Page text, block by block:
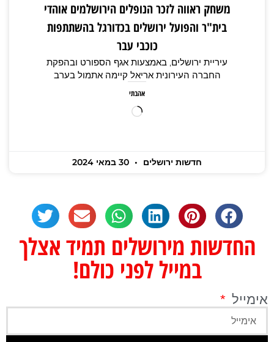
משחק ראווה לזכר הנופלים הירושלמים אוהדי
בית"ר והפועל ירושלים בכדורגל בהשתתפות
כוכבי עבר
עיריית ירושלים, באמצעות אגף הספורט ובהפקת
החברה העירונית אריאל קיימה אתמול בערב
אהבתי
חדשות ירושלים
החדשות מירושלים תמיד אצלך
במייל לפני כולם!
אימייל